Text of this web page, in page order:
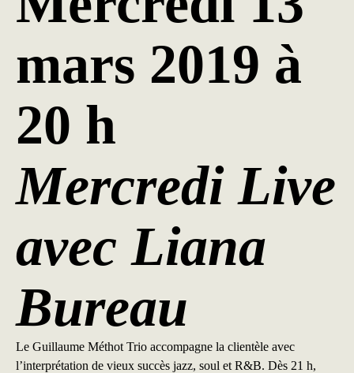
mars 2019 à
20 h
Mercredi Live
avec Liana
Bureau
Le Guillaume Méthot Trio accompagne la clientèle avec
l’interprétation de vieux succès jazz, soul et R&B. Dès 21 h,